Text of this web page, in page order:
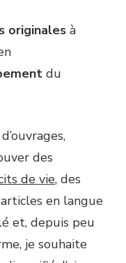
originales à
du
des
de vie, des
en langue
et, depuis peu
je souhaite